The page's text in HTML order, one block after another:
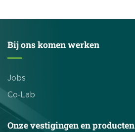
Bij ons komen werken
Jobs
Co-Lab
Onze vestigingen en producten